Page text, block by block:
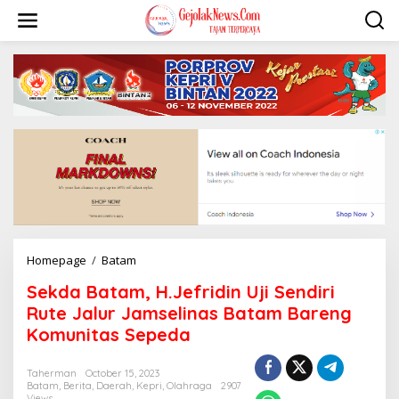
i
Homepage / Batam
k
d
a
B
t
a
Sekda Batam, H.Jefridin Uji Sendiri
Rute Jalur Jamselinas Batam Bareng
Komunitas Sepeda
Taherman
October 15, 2023
Batam, Berita, Daerah, Kepri, Olahraga
2907